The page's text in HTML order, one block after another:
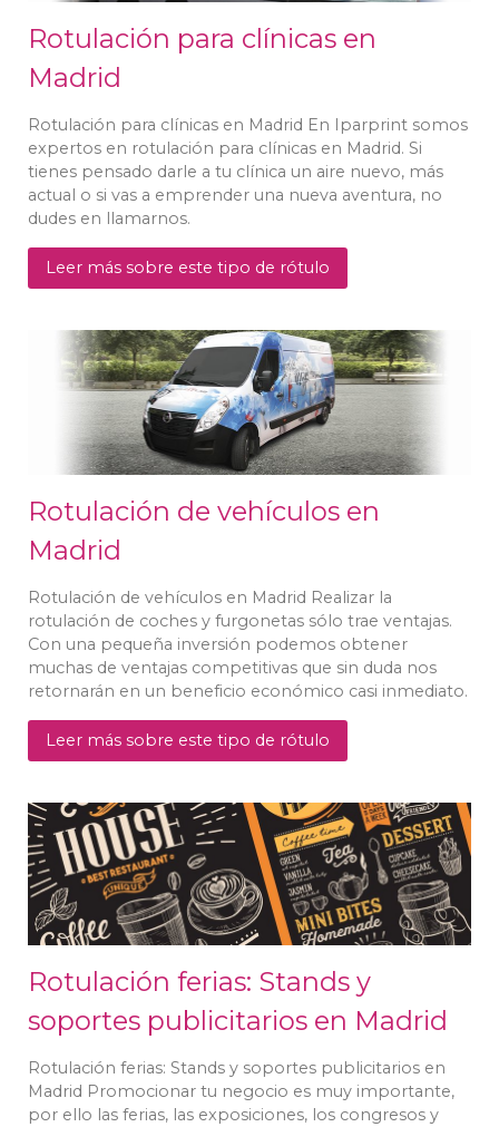
Rotulación para clínicas en
Madrid
Rotulación para clínicas en Madrid En Iparprint somos
expertos en rotulación para clínicas en Madrid. Si
tienes pensado darle a tu clínica un aire nuevo, más
actual o si vas a emprender una nueva aventura, no
dudes en llamarnos.
Leer más sobre este tipo de rótulo
Rotulación de vehículos en
Madrid
Rotulación de vehículos en Madrid Realizar la
rotulación de coches y furgonetas sólo trae ventajas.
Con una pequeña inversión podemos obtener
muchas de ventajas competitivas que sin duda nos
retornarán en un beneficio económico casi inmediato.
Leer más sobre este tipo de rótulo
Rotulación ferias: Stands y
soportes publicitarios en Madrid
Rotulación ferias: Stands y soportes publicitarios en
Madrid Promocionar tu negocio es muy importante,
por ello las ferias, las exposiciones, los congresos y